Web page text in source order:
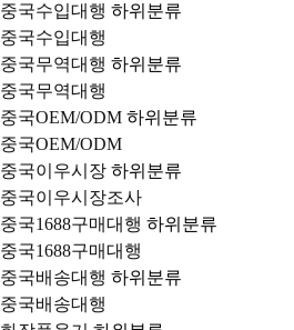
중국수입대행 하위분류
중국수입대행
중국무역대행 하위분류
중국무역대행
중국OEM/ODM 하위분류
중국OEM/ODM
중국이우시장 하위분류
중국이우시장조사
중국1688구매대행 하위분류
중국1688구매대행
중국배송대행 하위분류
중국배송대행